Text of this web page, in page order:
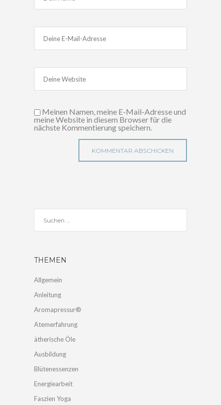
Meinen Namen, meine E-Mail-Adresse und
meine Website in diesem Browser für die
nächste Kommentierung speichern.
THEMEN
Allgemein
Anleitung
Aromapressur®
Atemerfahrung
ätherische Öle
Ausbildung
Blütenessenzen
Energiearbeit
Faszien Yoga